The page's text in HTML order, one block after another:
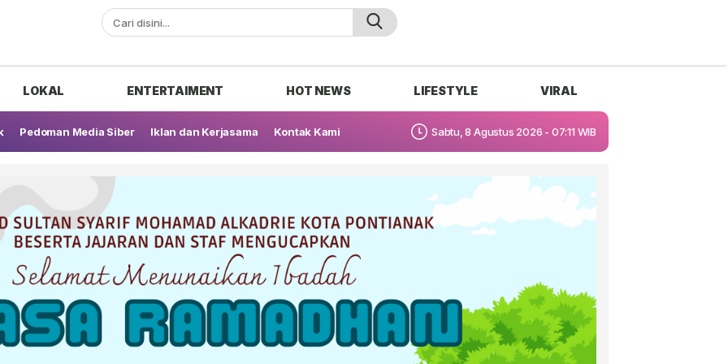
LOKAL ENTERTAIMENT HOT NEWS LIFESTYLE VIRAL
Pedoman Media Siber Iklan dan Kerjasama Kontak Kami Sabtu, 8 Agustus 2026 - 07:11 WIB